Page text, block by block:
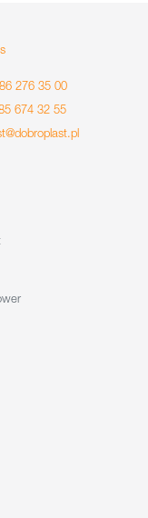
276 35 00
674 32 55